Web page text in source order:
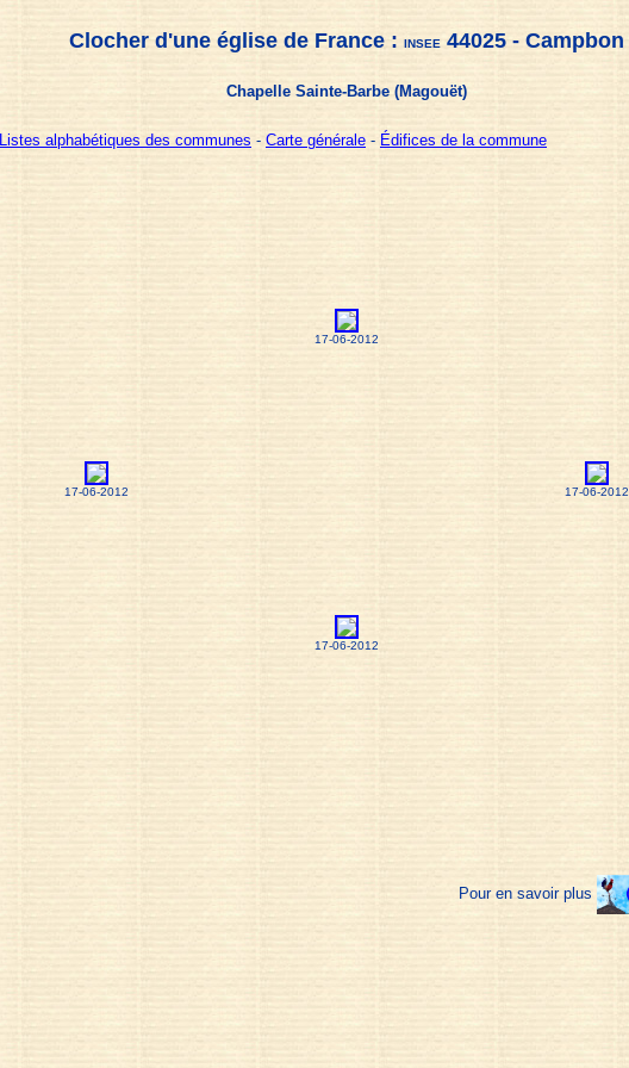
Clocher d'une église de France : INSEE44025 - Campbon
Chapelle Sainte-Barbe (Magouët)
Listes alphabétiques des communes - Carte générale - Édifices de la commune
17-06-2012
17-06-2012
17-06-2012
17-06-2012
Pour en savoir plus